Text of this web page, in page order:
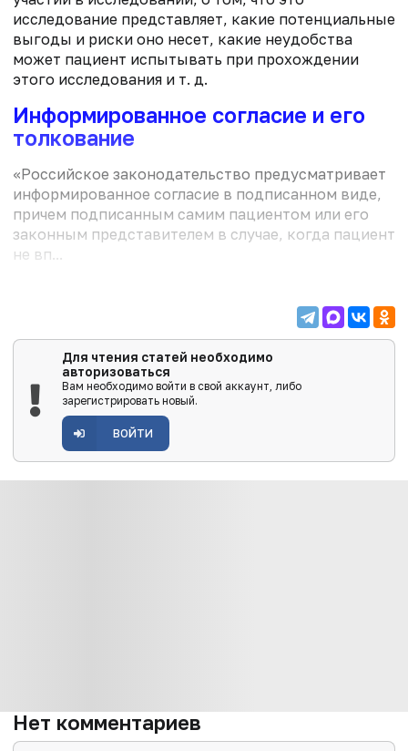
исследование представляет, какие потенциальные
выгоды и риски оно несет, какие неудобства
может пациент испытывать при прохождении
этого исследования и т. д.
Информированное согласие и его
толкование
«Российское законодательство преду­сматривает
информированное согласие в подписанном виде,
причем подписанным самим пациентом или его
законным представителем в случае, когда пациент
не вп...
Для чтения статей необходимо
авторизоваться
Вам необходимо войти в свой аккаунт, либо
зарегистрировать новый.
ВОЙТИ
Нет комментариев